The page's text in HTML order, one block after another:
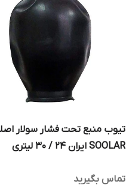
تیوب منبع تحت فشار سولار
SOOLAR ایران 24 / ۳۰ لیتری
تماس بگیرید